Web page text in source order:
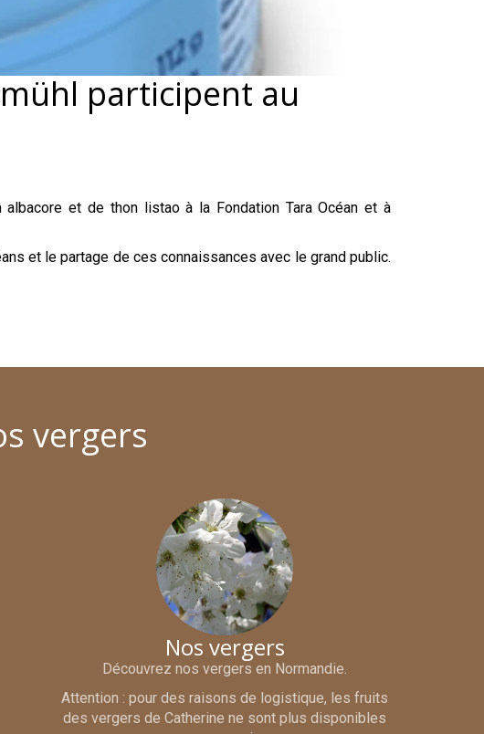
participent au
et de thon listao à la Fondation Tara Océan et à
et le partage de ces connaissances avec le grand public.
vergers
Nos vergers
Découvrez nos vergers en Normandie.
Attention : pour des raisons de logistique, les fruits
des vergers de Catherine ne sont plus disponibles